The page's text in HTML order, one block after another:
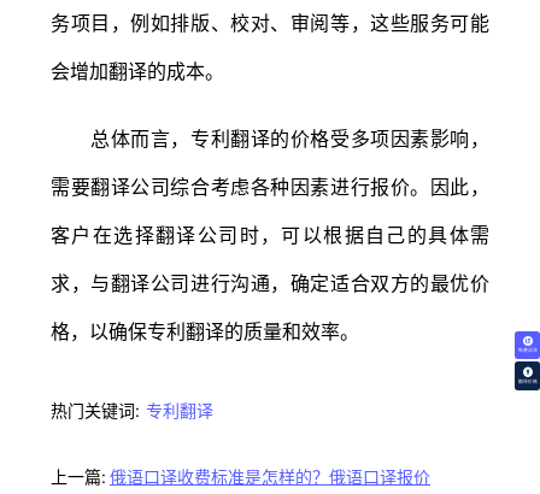
免费试译
翻译价格
务项目，例如排版、校对、审阅等，这些服务可能
会增加翻译的成本。
总体而言，专利翻译的价格受多项因素影响，
需要翻译公司综合考虑各种因素进行报价。因此，
客户在选择翻译公司时，可以根据自己的具体需
求，与翻译公司进行沟通，确定适合双方的最优价
格，以确保专利翻译的质量和效率。
热门关键词: 专利翻译
上一篇: 俄语口译收费标准是怎样的？俄语口译报价